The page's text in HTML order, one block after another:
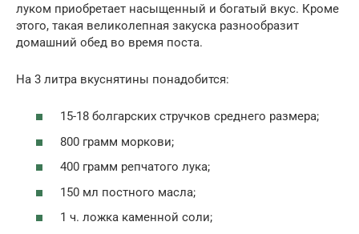
луком приобретает насыщенный и богатый вкус. Кроме
этого, такая великолепная закуска разнообразит
домашний обед во время поста.
На 3 литра вкуснятины понадобится:
15-18 болгарских стручков среднего размера;
800 грамм моркови;
400 грамм репчатого лука;
150 мл постного масла;
1 ч. ложка каменной соли;